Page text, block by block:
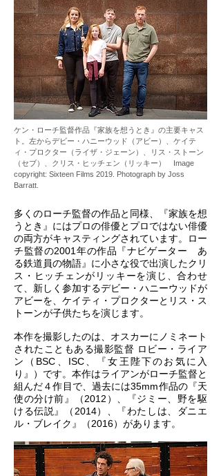
ケン・ローチ監督作品『家族を想うとき』の主要キャス
ト。左からデビー・ハニーウッド（アビー）、ケイテ
ィ・プロクター（ライザ・ジェーン）、リス・ストーン
（セブ）、クリス・ヒッチェン（リッキー） Image
copyright: Sixteen Films 2019. Photograph by Joss
Barratt.
多くのローチ監督の作品と同様、『家族を想
うとき』にはプロの俳優とプロではない俳優
の両方がキャスティングされています。ロー
チ監督の2001年の作品『ナビゲーター あ
る鉄道員の物語』に小さな役で出演したクリ
ス・ヒッチェンがリッキーを演じ、合わせ
て、新しく参加するデビー・ハニーウッドが
アビーを、ケイティ・プロクターとリス・ス
トーンが子供たちを演じます。
本作を撮影したのは、オスカーにノミネート
されたこともある撮影監督 ロビー・ライア
ン（BSC、ISC、『女王陛下のお気に入
り』）です。本作はライアンがローチ監督と
組んだ４作目で、過去には35mm作品の『天
使の分け前』（2012）、『ジミー、野を駆
ける伝説』（2014）、『わたしは、ダニエ
ル・ブレイク』（2016）があります。